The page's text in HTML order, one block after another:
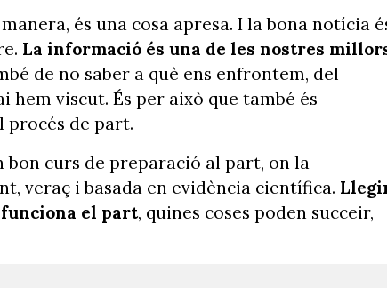
és una cosa apresa. I la bona notícia
La informació és una de les nostres
de no saber a què ens enfrontem, del
hem viscut. És per això que també és
de part.
bon curs de preparació al part, on la
veraç i basada en evidència científica.
el part, quines coses poden succeir,